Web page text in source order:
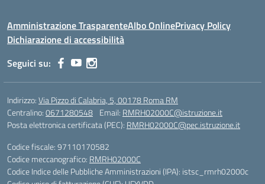
Amministrazione TrasparenteAlbo OnlinePrivacy Policy
Dichiarazione di accessibilità
Seguici su:
Indirizzo:Via Pizzo di Calabria, 5, 00178 Roma RM
Centralino:0671280548 Email: RMRH02000C@istruzione.it
Posta elettronica certificata (PEC): RMRH02000C@pec.istruzione.it
Codice fiscale: 97110170582
Codice meccanografico: RMRH02000C
Codice Indice delle Pubbliche Amministrazioni (IPA): istsc_rmrh02000c